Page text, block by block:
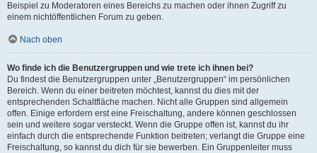
Beispiel zu Moderatoren eines Bereichs zu machen oder ihnen Zugriff zu
einem nichtöffentlichen Forum zu geben.
Nach oben
Wo finde ich die Benutzergruppen und wie trete ich ihnen bei?
Du findest die Benutzergruppen unter „Benutzergruppen“ im persönlichen
Bereich. Wenn du einer beitreten möchtest, kannst du dies mit der
entsprechenden Schaltfläche machen. Nicht alle Gruppen sind allgemein
offen. Einige erfordern erst eine Freischaltung, andere können geschlossen
sein und weitere sogar versteckt. Wenn die Gruppe offen ist, kannst du ihr
einfach durch die entsprechende Funktion beitreten; verlangt die Gruppe eine
Freischaltung, so kannst du dich für sie bewerben. Ein Gruppenleiter muss